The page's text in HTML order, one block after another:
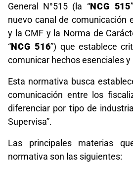
General N°515 (la “NCG 515
nuevo canal de comunicación
y la CMF y la Norma de
“NCG 516”) que establece
comunicar hechos esenciales y
Esta normativa busca
comunicación entre los
diferenciar por tipo de
Supervisa”.
Las principales materias
normativa son las siguientes: